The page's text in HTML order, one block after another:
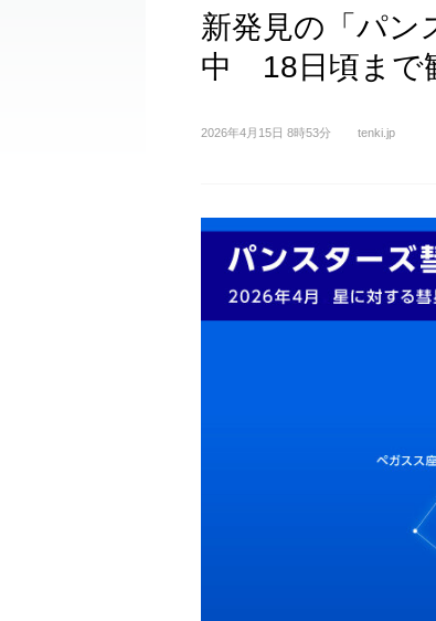
新発見の「パン
中 18日頃まで
2026年4月15日 8時53分 tenki.jp